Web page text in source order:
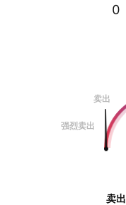
0
卖出
强烈卖出
卖出